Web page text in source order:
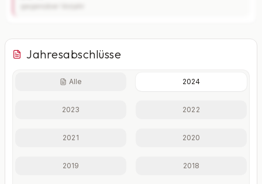
Jahresabschlüsse
Alle 2024
2023 2022
2021 2020
2019 2018